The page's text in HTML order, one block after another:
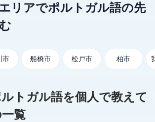
リアでポルトガル語の先
市 船橋市 松戸市 柏市
トガル語を個人で教えて
覧